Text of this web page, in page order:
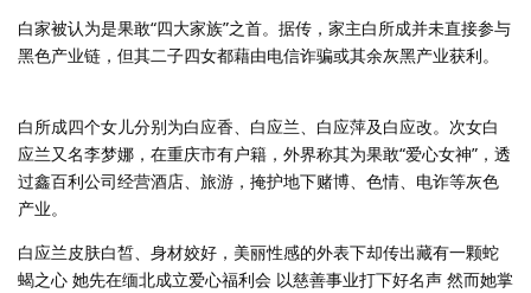
白家被认为是果敢“四大家族”之首。据传，家主白所成并未直接参与
黑色产业链，但其二子四女都藉由电信诈骗或其余灰黑产业获利。
白所成四个女儿分别为白应香、白应兰、白应萍及白应改。次女白
应兰又名李梦娜，在重庆市有户籍，外界称其为果敢“爱心女神”，透
过鑫百利公司经营酒店、旅游，掩护地下赌博、色情、电诈等灰色
产业。
白应兰皮肤白皙、身材姣好，美丽性感的外表下却传出藏有一颗蛇
蝎之心 她先在缅北成立爱心福利会 以慈善事业打下好名声 然而她掌